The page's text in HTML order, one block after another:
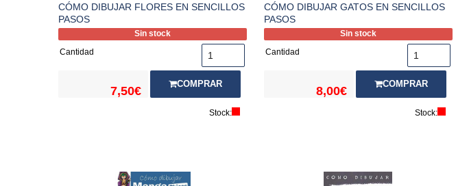
CÓMO DIBUJAR FLORES EN SENCILLOS
PASOS
Sin stock
Cantidad
7,50€
COMPRAR
Stock:
CÓMO DIBUJAR GATOS EN SENCILLOS
PASOS
Sin stock
Cantidad
8,00€
COMPRAR
Stock: